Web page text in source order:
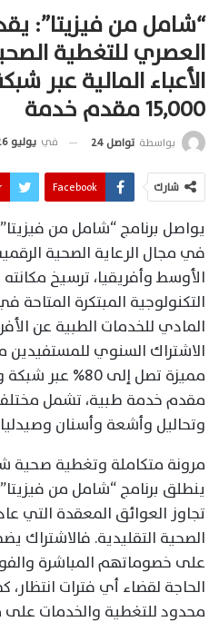
“شامل من فيزيتا”:
العصري للتغطية
الأعباء المالية عبر
15,000 مقدم خدمة
بواسطة تواصل 24 في يوليو 26, 2026
شارك Facebook
يواصل برنامج “شامل من فيزيتا”،
في مجال الرعاية الصحية
الأوسط وأفريقيا، ترسيخ مكانته
التكنولوجية المبتكرة
المادي للخدمات الطبية عن
الاشتراك السنوي
مقدم خدمة طبية، تشمل
وتحاليل وأشعة وأسنان
مرونة متكاملة وتغطية صحية
ينطلق برنامج “شامل من
تجاوز العوائق المعقدة التي
الصحية التقليدية. فالاشتراك
على خصوماتهم المباشرة
الحاجة لقضاء أي فترات انتظار،
محدود للتغطية والخدمات